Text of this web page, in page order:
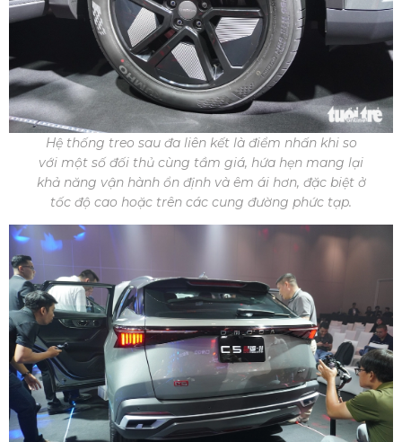
Hệ thống treo sau đa liên kết là điểm nhấn khi so
với một số đối thủ cùng tầm giá, hứa hẹn mang lại
khả năng vận hành ổn định và êm ái hơn, đặc biệt ở
tốc độ cao hoặc trên các cung đường phức tạp.